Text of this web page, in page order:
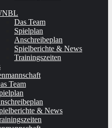
Das Team
Spielplan
Anschreibeplan
Spielberichte & News
Trainingszeiten
Team
& News